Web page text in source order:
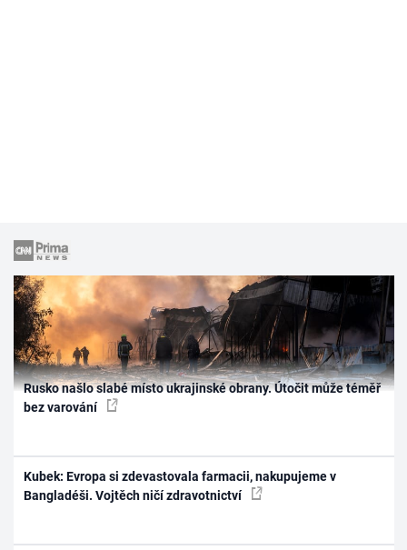
Rusko našlo slabé místo ukrajinské obrany. Útočit může téměř
bez varování
Kubek: Evropa si zdevastovala farmacii, nakupujeme v
Bangladéši. Vojtěch ničí zdravotnictví